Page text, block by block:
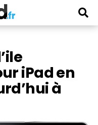
iPad en
à